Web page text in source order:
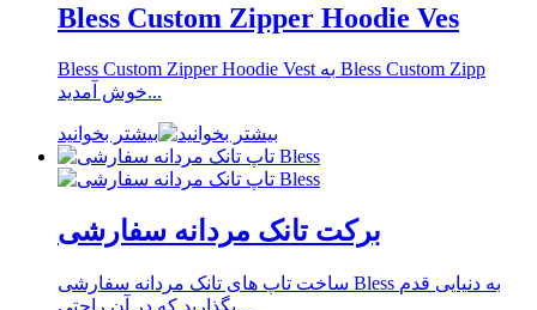
Bless Custom Zipper Hoodie Ves
Bless Custom Zipper Hoodie Vest به Bless Custom Zipp
خوش آمدید...
بیشتر بخوانید
برکت تانک مردانه سفارشی
ساخت تاپ های تانک مردانه سفارشی Bless به دنیایی قدم